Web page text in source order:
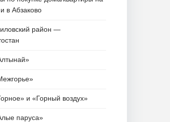
в Абзаково
район —
и «Горный воздух»
паруса»